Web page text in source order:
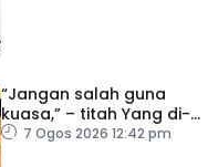
“Jangan salah guna
kuasa,” – titah Yang di-
Pertuan Besar Negeri
7 Ogos 2026 12:42 pm